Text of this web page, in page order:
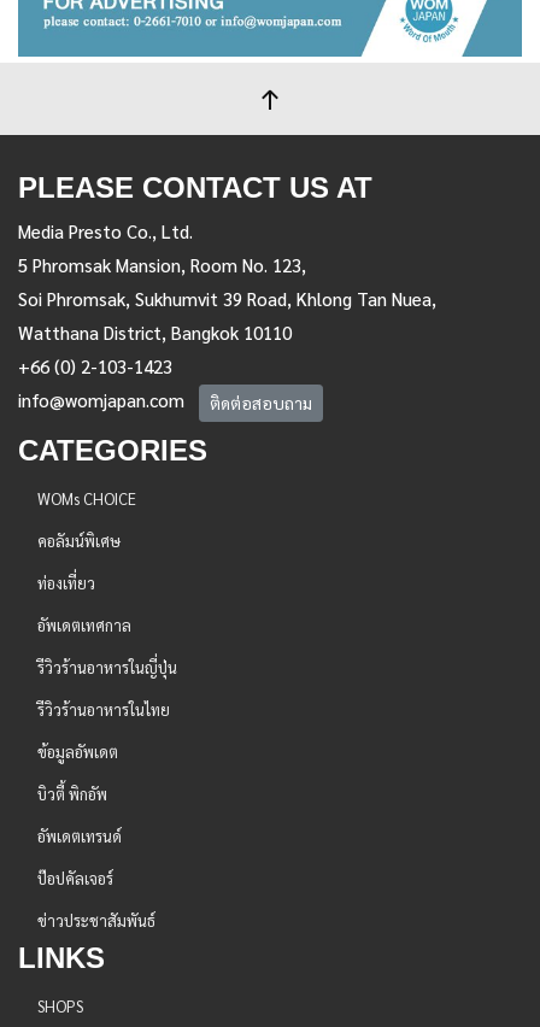
PLEASE CONTACT US AT
Media Presto Co., Ltd.
5 Phromsak Mansion, Room No. 123,
Soi Phromsak, Sukhumvit 39 Road, Khlong Tan Nuea,
Watthana District, Bangkok 10110
+66 (0) 2-103-1423
info@womjapan.com
ติดต่อสอบถาม
CATEGORIES
WOMs CHOICE
คอลัมน์พิเศษ
ท่องเที่ยว
อัพเดตเทศกาล
รีวิวร้านอาหารในญี่ปุ่น
รีวิวร้านอาหารในไทย
ข้อมูลอัพเดต
บิวตี้ พิกอัพ
อัพเดตเทรนด์
ป๊อปคัลเจอร์
ข่าวประชาสัมพันธ์
LINKS
SHOPS